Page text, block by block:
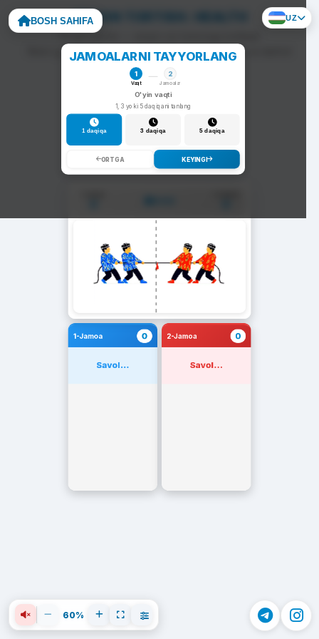
BOSH SAHIFA UZ
ARQON TORTISH: HEALTH
To'g'ri javob — arqon siz tomonga tortiladi.
Noto'g'ri javob — arqon raqib tomonga siljiydi va darhol
yangi savol chiqadi.
JAMOALARNI TAYYORLANG
1
Vaqt
2
Jamoalar
O'yin vaqti
1, 3 yoki 5 daqiqani tanlang
1 daqiqa 3 daqiqa 5 daqiqa
ORTGA KEYINGI
1-Jamoa 0
Savol...
2-Jamoa 0
Savol...
60%